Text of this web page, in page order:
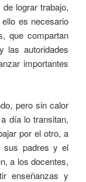
lograr trabajo,
es necesario
que compartan
las autoridades
importantes
pero sin calor
día lo transitan,
por el otro, a
sus padres y el
a los docentes,
enseñanzas y